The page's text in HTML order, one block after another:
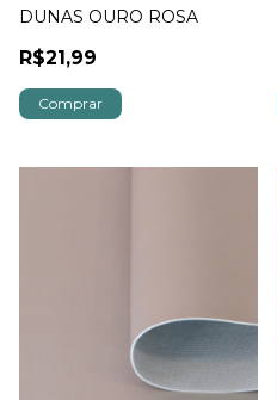
DUNAS OURO ROSA
R$21,99